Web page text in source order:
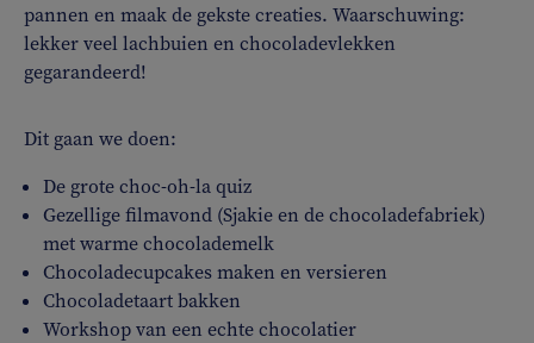
pannen en maak de gekste creaties. Waarschuwing:
lekker veel lachbuien en chocoladevlekken
gegarandeerd!
Dit gaan we doen:
De grote choc-oh-la quiz
Gezellige filmavond (Sjakie en de chocoladefabriek)
met warme chocolademelk
Chocoladecupcakes maken en versieren
Chocoladetaart bakken
Workshop van een echte chocolatier